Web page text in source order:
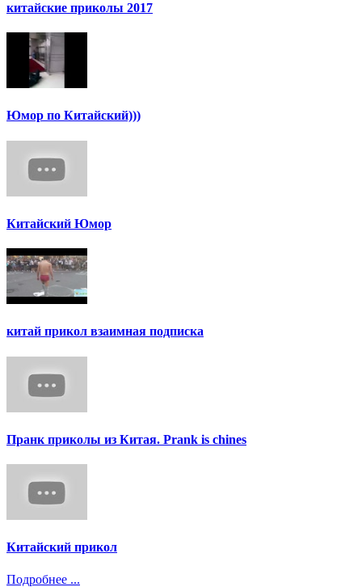
китайские приколы 2017
Юмор по Китайский)))
Китайский Юмор
китай прикол взаимная подписка
Пранк приколы из Китая. Prank is chines
Китайский прикол
Подробнее ...